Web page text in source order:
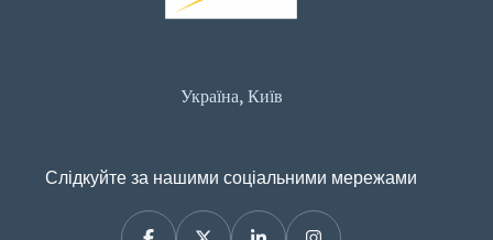
Україна, Київ
Слідкуйте за нашими соціальними мережами